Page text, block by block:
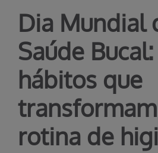
Dia Mundial
Saúde
hábitos que
rotina de